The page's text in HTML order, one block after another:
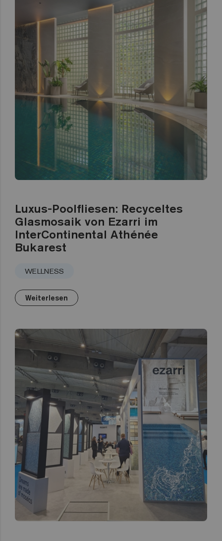
Luxus-Poolfliesen: Recyceltes
Glasmosaik von Ezarri im
InterContinental Athénée
Bukarest
WELLNESS
Weiterlesen